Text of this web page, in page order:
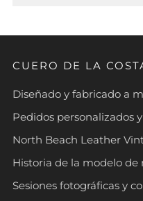
CUERO DE LA
Diseñado y fabricado a
Pedidos personalizados
North Beach Leather
Historia de la modelo de
Sesiones fotográficas y